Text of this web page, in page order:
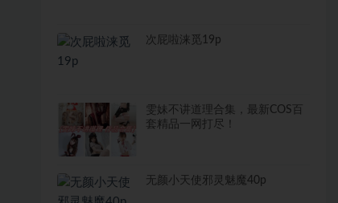
次屁啦涞觅19p
雯妹不讲道理合集，最新COS百
套精品一网打尽！
无颜小天使邪灵魅魔40p